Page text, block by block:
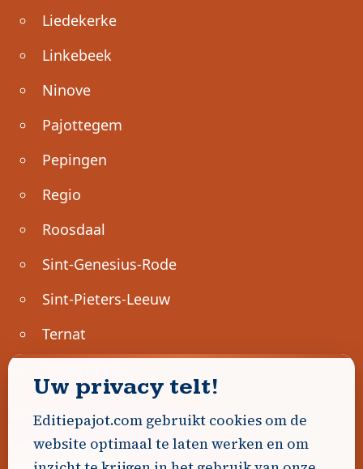
Liedekerke
Linkebeek
Ninove
Pajottegem
Pepingen
Regio
Roosdaal
Sint-Genesius-Rode
Sint-Pieters-Leeuw
Ternat
Geen advertenties gevonden.
Uw advertentie hier? Contacteer ons!
Uw privacy telt!
Editiepajot.com gebruikt cookies om de
website optimaal te laten werken en om